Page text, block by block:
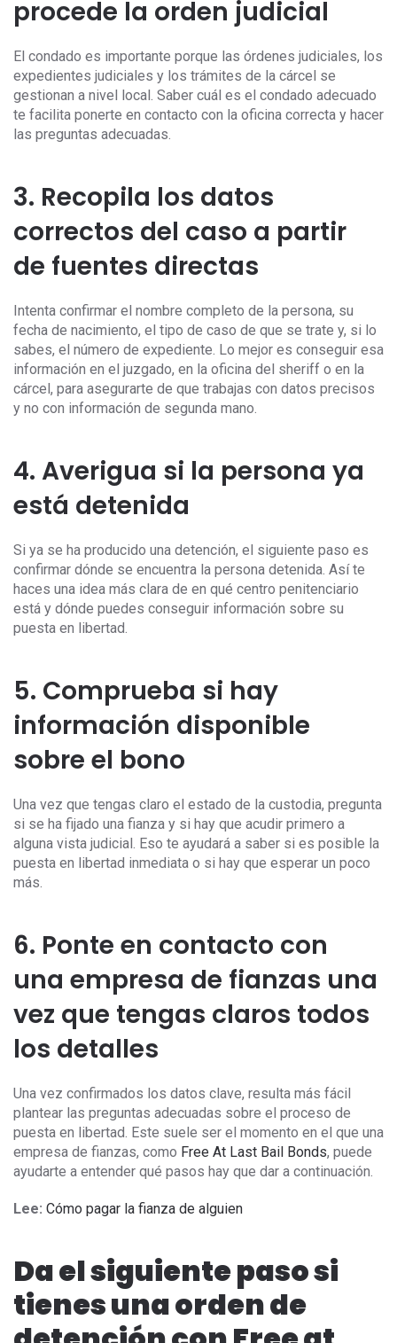
procede la orden judicial
El condado es importante porque las órdenes judiciales, los
expedientes judiciales y los trámites de la cárcel se
gestionan a nivel local. Saber cuál es el condado adecuado
te facilita ponerte en contacto con la oficina correcta y hacer
las preguntas adecuadas.
3. Recopila los datos
correctos del caso a partir
de fuentes directas
Intenta confirmar el nombre completo de la persona, su
fecha de nacimiento, el tipo de caso de que se trate y, si lo
sabes, el número de expediente. Lo mejor es conseguir esa
información en el juzgado, en la oficina del sheriff o en la
cárcel, para asegurarte de que trabajas con datos precisos
y no con información de segunda mano.
4. Averigua si la persona ya
está detenida
Si ya se ha producido una detención, el siguiente paso es
confirmar dónde se encuentra la persona detenida. Así te
haces una idea más clara de en qué centro penitenciario
está y dónde puedes conseguir información sobre su
puesta en libertad.
5. Comprueba si hay
información disponible
sobre el bono
Una vez que tengas claro el estado de la custodia, pregunta
si se ha fijado una fianza y si hay que acudir primero a
alguna vista judicial. Eso te ayudará a saber si es posible la
puesta en libertad inmediata o si hay que esperar un poco
más.
6. Ponte en contacto con
una empresa de fianzas una
vez que tengas claros todos
los detalles
Una vez confirmados los datos clave, resulta más fácil
plantear las preguntas adecuadas sobre el proceso de
puesta en libertad. Este suele ser el momento en el que una
empresa de fianzas, como Free At Last Bail Bonds, puede
ayudarte a entender qué pasos hay que dar a continuación.
Lee: Cómo pagar la fianza de alguien
Da el siguiente paso si
tienes una orden de